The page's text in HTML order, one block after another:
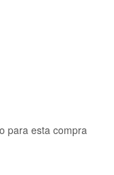
para esta compra